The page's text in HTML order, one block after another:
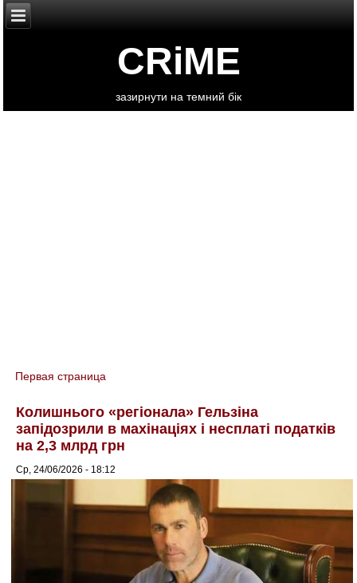
CRiME
зазирнути на темний бік
You are here
Первая страница
Колишнього «регіонала» Гельзіна
запідозрили в махінаціях і несплаті податків
на 2,3 млрд грн
Ср, 24/06/2026 - 18:12